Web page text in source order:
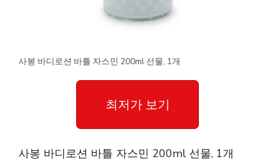
사봉 바디로션 바틀 자스민 200ml 선물, 1개
최저가 보기
사봉 바디로션 바틀 자스민 200ml 선물, 1개